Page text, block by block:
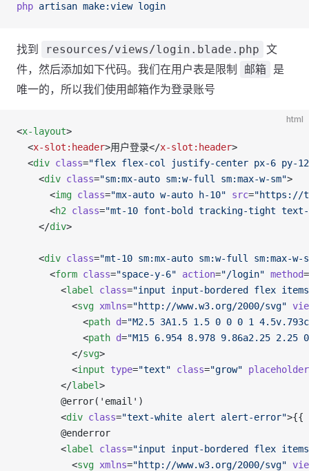
php artisan make:view login
找到 resources/views/login.blade.php 文
件，然后添加如下代码。我们在用户表是限制
邮箱 是
唯一的，所以我们使用邮箱作为登录账号
html
<x-layout>
  <
x-slot:header>用户登录</x-slot:header>
  <
div class="flex flex-col justify-center px-6 py-
    <
div class="sm:mx-auto sm:w-full sm:max-w-sm">
      <
img class="mx-auto w-auto h-10" src="https://
      <
h2 class="mt-10 font-bold tracking-tight
    </
div>
    <
div class="mt-10 sm:mx-auto sm:w-full sm:max-w-
      <
form class="space-y-6" action="/login" method=
        <
label class="input input-bordered flex
          <
svg xmlns="http://www.w3.org/2000/svg"
            <
path d="M2.5 3A1.5 1.5 0 0 0 1
            <
path d="M15 6.954 8.978 9.86a2.25
          </
svg>
          <
input type="text" class="grow" placeholder
        </
label>
        @error('email')
        <
div class="text-white alert alert-error">{{
        @enderror
        <
label class="input input-bordered flex
          <
svg xmlns="http://www.w3.org/2000/svg"